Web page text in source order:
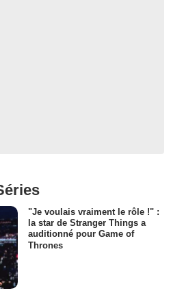
"Je voulais vraiment le rôle !" :
la star de Stranger Things a
auditionné pour Game of
Thrones